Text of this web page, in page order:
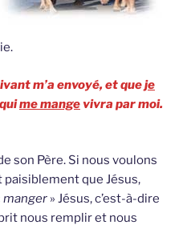
m’a envoyé, et queje
me mange vivra par moi.
son Père. Si nous voulons
que Jésus,
manger » Jésus, c’est-à-dire
nous remplir et nous